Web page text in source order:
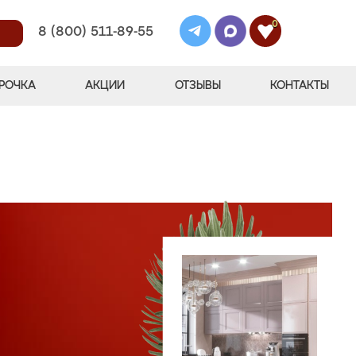
8 (800) 511-89-55
0
АКЦИИ ОТЗЫВЫ КОНТАКТЫ